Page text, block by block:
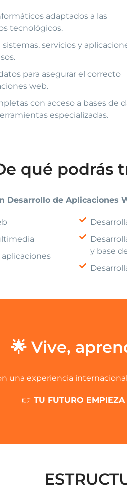
adaptados a las
tecnológicos.
servicios y
para asegurar el correcto
web.
con acceso a bases de
especializadas.
qué podrás
Desarrollo de Aplicaciones
aplicaciones
y base
🌟 Vive,
una experiencia
👉 TU FUTURO